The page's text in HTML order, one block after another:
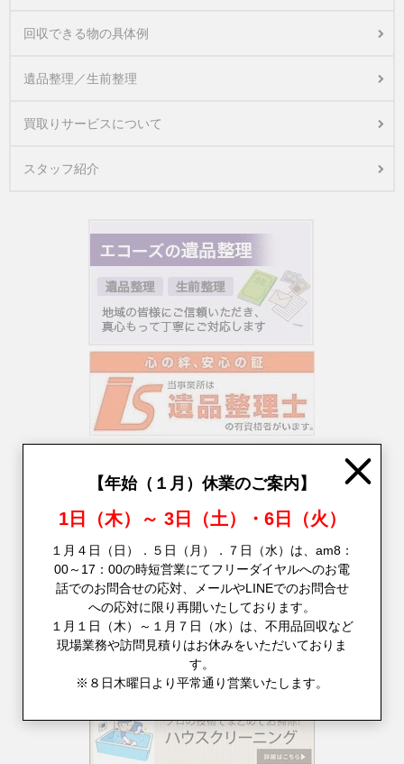
回収できる物の具体例
遺品整理／生前整理
買取りサービスについて
スタッフ紹介
不用品回収とお引越しをまとめてご対応
【年始（１月）休業のご案内】
1日（木）～ 3日（土）・6日（火）
１月４日（日）．５日（月）．７日（水）は、am8：
00～17：00の時短営業にてフリーダイヤルへのお電
話でのお問合せの応対、メールやLINEでのお問合せ
への応対に限り再開いたしております。
１月１日（木）～１月７日（水）は、不用品回収など
現場業務や訪問見積りはお休みをいただいておりま
す。
※８日木曜日より平常通り営業いたします。
Close